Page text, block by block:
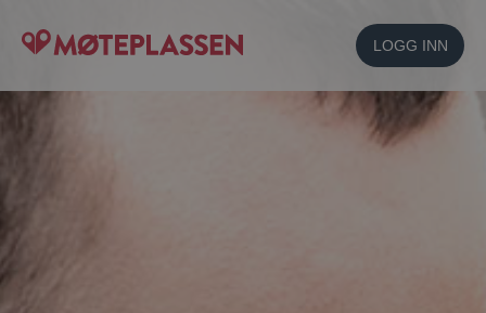
LOGG INN